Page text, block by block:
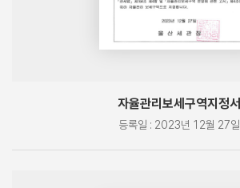
자율관리보세구역지정서
등록일 : 2023년 12월 27일